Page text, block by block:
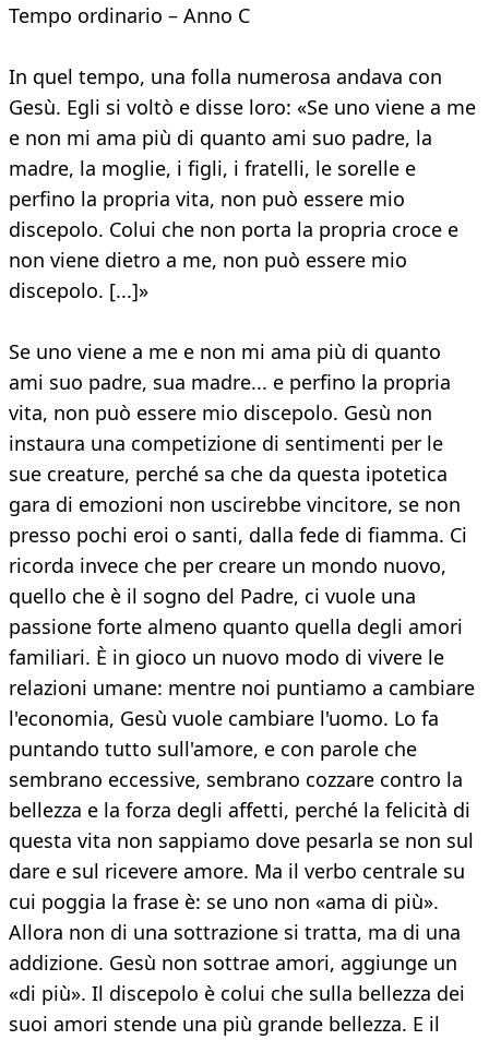
Tempo ordinario – Anno C
In quel tempo, una folla numerosa andava con
Gesù. Egli si voltò e disse loro: «Se uno viene a me
e non mi ama più di quanto ami suo padre, la
madre, la moglie, i figli, i fratelli, le sorelle e
perfino la propria vita, non può essere mio
discepolo. Colui che non porta la propria croce e
non viene dietro a me, non può essere mio
discepolo. [...]»
Se uno viene a me e non mi ama più di quanto
ami suo padre, sua madre... e perfino la propria
vita, non può essere mio discepolo. Gesù non
instaura una competizione di sentimenti per le
sue creature, perché sa che da questa ipotetica
gara di emozioni non uscirebbe vincitore, se non
presso pochi eroi o santi, dalla fede di fiamma. Ci
ricorda invece che per creare un mondo nuovo,
quello che è il sogno del Padre, ci vuole una
passione forte almeno quanto quella degli amori
familiari. È in gioco un nuovo modo di vivere le
relazioni umane: mentre noi puntiamo a cambiare
l'economia, Gesù vuole cambiare l'uomo. Lo fa
puntando tutto sull'amore, e con parole che
sembrano eccessive, sembrano cozzare contro la
bellezza e la forza degli affetti, perché la felicità di
questa vita non sappiamo dove pesarla se non sul
dare e sul ricevere amore. Ma il verbo centrale su
cui poggia la frase è: se uno non «ama di più».
Allora non di una sottrazione si tratta, ma di una
addizione. Gesù non sottrae amori, aggiunge un
«di più». Il discepolo è colui che sulla bellezza dei
suoi amori stende una più grande bellezza. E il